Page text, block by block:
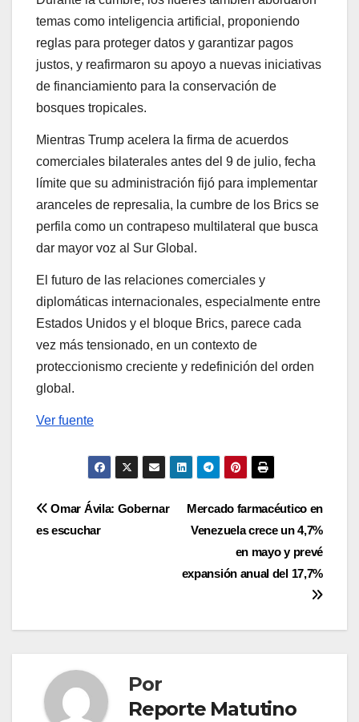
temas como inteligencia artificial, proponiendo
reglas para proteger datos y garantizar pagos
justos, y reafirmaron su apoyo a nuevas iniciativas
de financiamiento para la conservación de
bosques tropicales.
Mientras Trump acelera la firma de acuerdos
comerciales bilaterales antes del 9 de julio, fecha
límite que su administración fijó para implementar
aranceles de represalia, la cumbre de los Brics se
perfila como un contrapeso multilateral que busca
dar mayor voz al Sur Global.
El futuro de las relaciones comerciales y
diplomáticas internacionales, especialmente entre
Estados Unidos y el bloque Brics, parece cada
vez más tensionado, en un contexto de
proteccionismo creciente y redefinición del orden
global.
Ver fuente
Navegación
Mercado farmacéutico en
Venezuela crece un 4,7%
en mayo y prevé
expansión anual del 17,7%
Omar Ávila: Gobernar
es escuchar
Por
Reporte Matutino